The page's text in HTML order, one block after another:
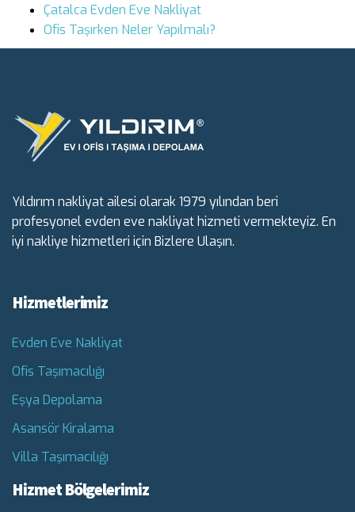
Çatalca Evden Eve Nakliyat
Ofis Taşırken Neler Yapılmalı?
Yıldırım nakliyat ailesi olarak 1979 yılından beri
profesyonel evden eve nakliyat hizmeti vermekteyiz. En
iyi nakliye hizmetleri için Bizlere Ulaşın.
Hizmetlerimiz
Evden Eve Nakliyat
Ofis Taşımacılığı
Eşya Depolama
Asansör Kiralama
Villa Taşımacılığı
Hizmet Bölgelerimiz